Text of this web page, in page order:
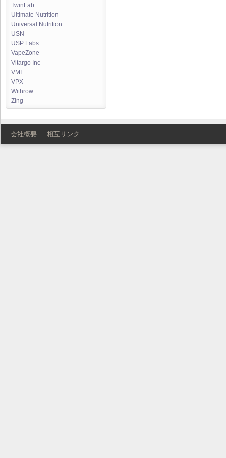
TwinLab
Ultimate Nutrition
Universal Nutrition
USN
USP Labs
VapeZone
Vitargo Inc
VMI
VPX
Withrow
Zing
会社概要 相互リンク